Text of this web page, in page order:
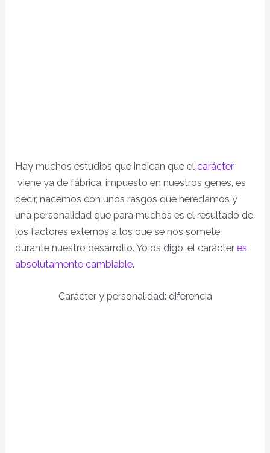
Hay muchos estudios que indican que elcarácter
viene ya de fábrica, impuesto en nuestros genes, es
decir, nacemos con unos rasgos que heredamos y
una personalidad que para muchos es el resultado de
los factores externos a los que se nos somete
durante nuestro desarrollo. Yo os digo, el carácteres
absolutamente cambiable.
Carácter y personalidad: diferencia